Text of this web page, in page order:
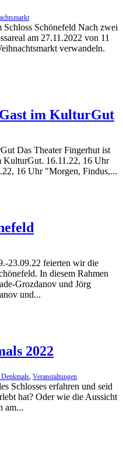
Schönefeld Nach zwei
am 27.11.2022 von 11
verwandeln.
im KulturGut
Das Theater Fingerhut ist
KulturGut. 16.11.22, 16 Uhr
16 Uhr "Morgen, Findus,...
23.09.22 feierten wir die
In diesem Rahmen
Grozdanov und Jörg
und...
2022
Denkmals, Veranstaltungen
Schlosses erfahren und seid
hat? Oder wie die Aussicht
am...